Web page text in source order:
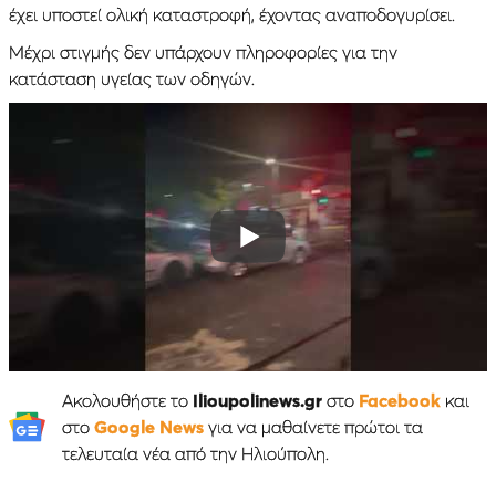
έχει υποστεί ολική καταστροφή, έχοντας αναποδογυρίσει.
Μέχρι στιγμής δεν υπάρχουν πληροφορίες για την
κατάσταση υγείας των οδηγών.
Ακολουθήστε το Ilioupolinews.grστο Facebookκαι
στο Google Newsγια να μαθαίνετε πρώτοι τα
τελευταία νέα από την Ηλιούπολη.